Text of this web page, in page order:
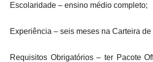
Escolaridade – ensino médio completo;
Experiência – seis meses na Carteira de
Requisitos Obrigatórios – ter Pacote